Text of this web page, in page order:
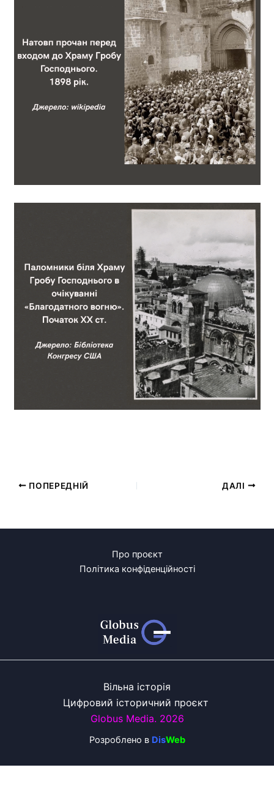
ПОПЕРЕДНІЙ ДАЛІ
Про проєкт
Політика конфіденційності
Вільна історія
Цифровий історичний проєкт
Globus Media. 2026
Розроблено в DisWeb